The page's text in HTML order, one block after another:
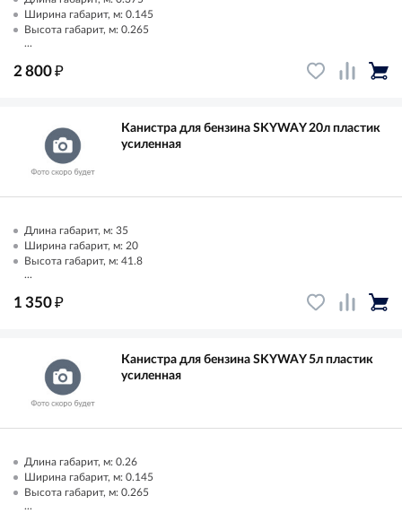
Ширина габарит, м: 0.145
Высота габарит, м: 0.265
...
2 800₽
Канистра для бензина SKYWAY 20л пластик
усиленная
Длина габарит, м: 35
Ширина габарит, м: 20
Высота габарит, м: 41.8
...
1 350₽
Канистра для бензина SKYWAY 5л пластик
усиленная
Длина габарит, м: 0.26
Ширина габарит, м: 0.145
Высота габарит, м: 0.265
...